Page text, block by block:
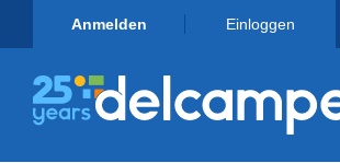
Anmelden Einloggen